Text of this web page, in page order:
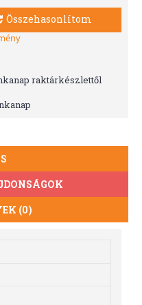
Összehasonlítom
raktárkészlettől
(0)